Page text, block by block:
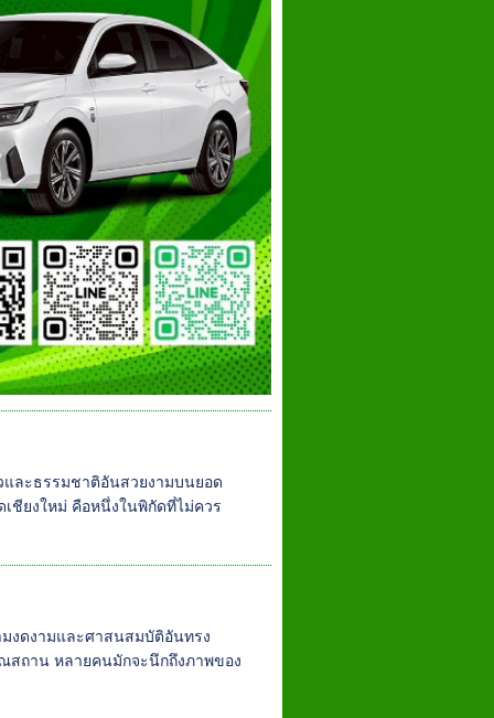
ละธรรมชาติอันสวยงามบนยอด
เชียงใหม่ คือหนึ่งในพิกัดที่ไม่ควร
งดงามและศาสนสมบัติอันทรง
ถาน หลายคนมักจะนึกถึงภาพของ